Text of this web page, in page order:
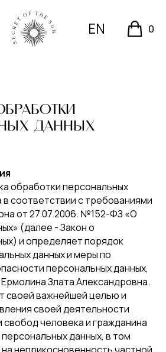
EN
ДАННЫХ
обработки персональных
в соответствии с требованиями
от 27.07.2006. №152-ФЗ «О
(далее - Закон о
и определяет порядок
данных и меры по
персональных данных,
Злата Александровна.
своей важнейшей целью и
своей деятельности
человека и гражданина
данных, в том